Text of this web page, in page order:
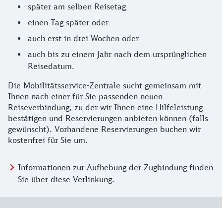
später am selben Reisetag
einen Tag später oder
auch erst in drei Wochen oder
auch bis zu einem Jahr nach dem ursprünglichen
Reisedatum.
Die Mobilitätsservice-Zentrale sucht gemeinsam mit
Ihnen nach einer für Sie passenden neuen
Reiseverbindung, zu der wir Ihnen eine Hilfeleistung
bestätigen und Reservierungen anbieten können (falls
gewünscht). Vorhandene Reservierungen buchen wir
kostenfrei für Sie um.
Informationen zur Aufhebung der Zugbindung finden
Sie über diese Verlinkung.